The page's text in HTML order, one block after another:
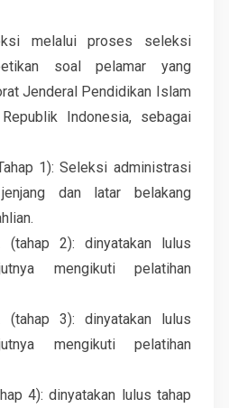
melalui proses seleksi
soal pelamar yang
Jenderal Pendidikan Islam
Indonesia, sebagai
1): Seleksi administrasi
dan latar belakang
(tahap 2): dinyatakan lulus
mengikuti pelatihan
3): dinyatakan lulus
mengikuti pelatihan
4): dinyatakan lulus tahap